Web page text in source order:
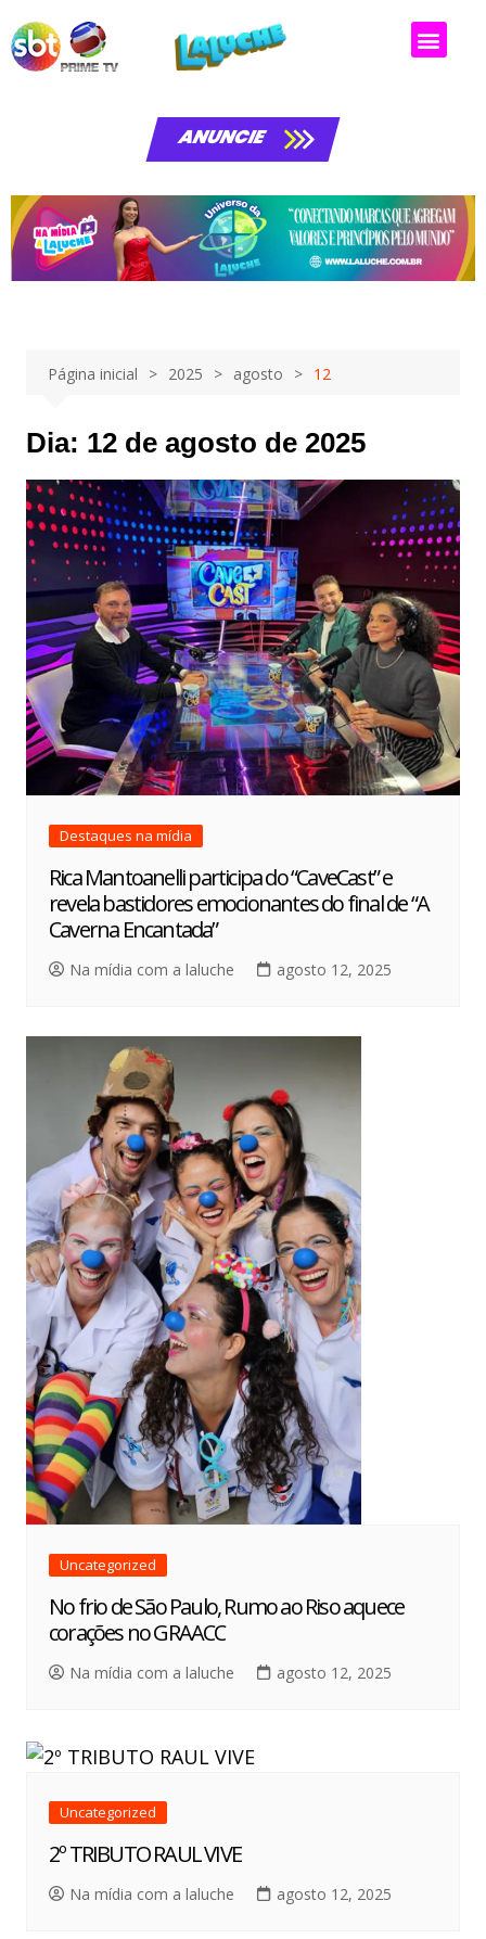
ANUNCIE
Página inicial 2025 agosto 12
Dia: 12 de agosto de 2025
Destaques na mídia
Rica Mantoanelli participa do “CaveCast” e
revela bastidores emocionantes do final de “A
Caverna Encantada”
Na mídia com a laluche agosto 12, 2025
Uncategorized
No frio de São Paulo, Rumo ao Riso aquece
corações no GRAACC
Na mídia com a laluche agosto 12, 2025
Uncategorized
2º TRIBUTO RAUL VIVE
Na mídia com a laluche agosto 12, 2025